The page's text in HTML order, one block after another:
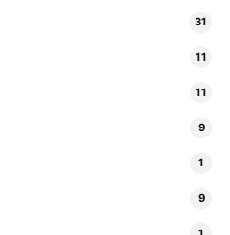
31
11
11
9
1
9